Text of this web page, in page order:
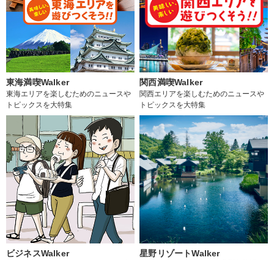
東海満喫Walker
東海エリアを楽しむためのニュースや
トピックスを大特集
関西満喫Walker
関西エリアを楽しむためのニュースや
トピックスを大特集
ビジネスWalker 星野リゾートWalker